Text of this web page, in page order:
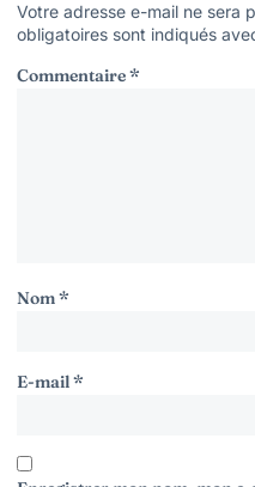
Votre adresse e-mail ne sera
obligatoires sont indiqués
Commentaire*
Nom*
E-mail*